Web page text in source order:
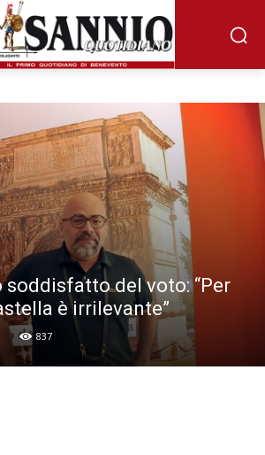
soddisfatto del voto: “Per
è irrilevante”
837